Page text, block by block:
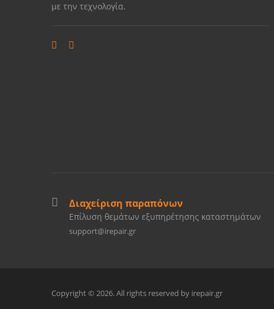
με την τεχνολογία.
Διαχείριση παραπόνων
Επίλυση θεμάτων εξυπηρέτησης καταστημάτων
support@irepair.gr
Copyright © 2026. All rights reserved by irepair.gr